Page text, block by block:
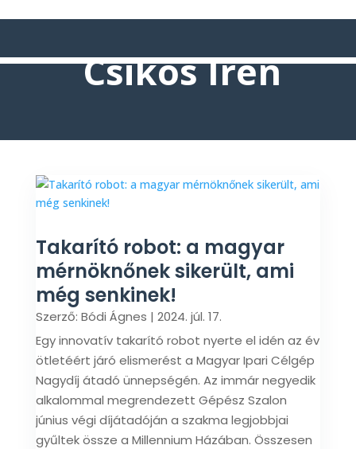
Csikós Irén
Takarító robot: a magyar
mérnöknőnek sikerült, ami
még senkinek!
Szerző: Bódi Ágnes | 2024. júl. 17.
Egy innovatív takarító robot nyerte el idén az év
ötletéért járó elismerést a Magyar Ipari Célgép
Nagydíj átadó ünnepségén. Az immár negyedik
alkalommal megrendezett Gépész Szalon
június végi díjátadóján a szakma legjobbjai
gyűltek össze a Millennium Házában. Összesen